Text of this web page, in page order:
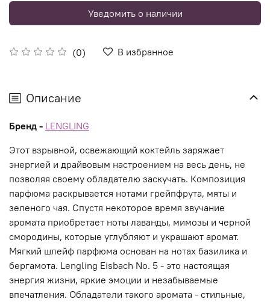
(0) В избранное
Уведомить о наличии
Описание
Бренд - LENGLING
Этот взрывной, освежающий коктейль заряжает
энергией и драйвовым настроением на весь день, не
позволяя своему обладателю заскучать. Композиция
парфюма раскрывается нотами грейпфрута, мяты и
зеленого чая. Спустя некоторое время звучание
аромата приобретает ноты лаванды, мимозы и черной
смородины, которые углубляют и украшают аромат.
Мягкий шлейф парфюма основан на нотах базилика и
бергамота. Lengling Eisbach No. 5 - это настоящая
энергия жизни, яркие эмоции и незабываемые
впечатления. Обладатели такого аромата - стильные,